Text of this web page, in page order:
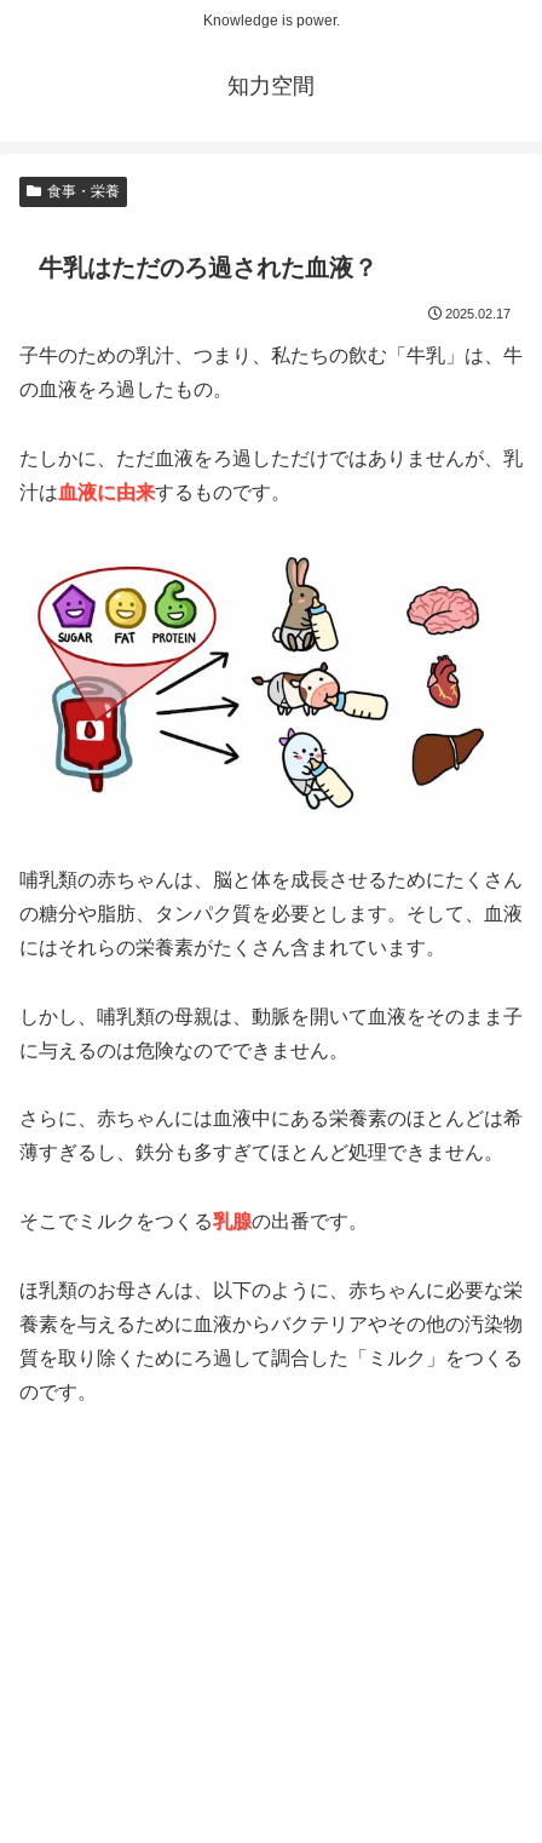
Knowledge is power.
知力空間
食事・栄養
牛乳はただのろ過された血液？
2025.02.17
子牛のための乳汁、つまり、私たちの飲む「牛乳」は、牛
の血液をろ過したもの。
たしかに、ただ血液をろ過しただけではありませんが、乳
汁は血液に由来するものです。
哺乳類の赤ちゃんは、脳と体を成長させるためにたくさん
の糖分や脂肪、タンパク質を必要とします。そして、血液
にはそれらの栄養素がたくさん含まれています。
しかし、哺乳類の母親は、動脈を開いて血液をそのまま子
に与えるのは危険なのでできません。
さらに、赤ちゃんには血液中にある栄養素のほとんどは希
薄すぎるし、鉄分も多すぎてほとんど処理できません。
そこでミルクをつくる乳腺の出番です。
ほ乳類のお母さんは、以下のように、赤ちゃんに必要な栄
養素を与えるために血液からバクテリアやその他の汚染物
質を取り除くためにろ過して調合した「ミルク」をつくる
のです。